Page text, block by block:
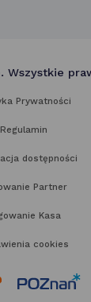
Wszystkie
Prywatności
Regulamin
dostępności
Partner
Kasa
cookies
link